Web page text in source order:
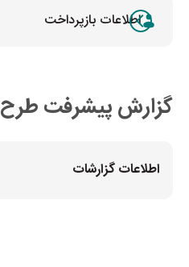
اطلاعات بازپرداخت
گزارش پیشرفت طرح
اطلاعات گزارشات